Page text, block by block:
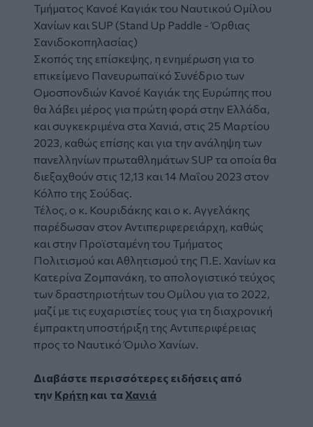
Τμήματος Κανοέ Καγιάκ του Ναυτικού Ομίλου
Χανίων και SUP (Stand Up Paddle - Όρθιας
Σανιδοκοπηλασίας)
Σκοπός της επίσκεψης, η ενημέρωση για το
επικείμενο Πανευρωπαϊκό Συνέδριο των
Ομοσπονδιών Κανοέ Καγιάκ της Ευρώπης που
θα λάβει μέρος για πρώτη φορά στην Ελλάδα,
και συγκεκριμένα στα Χανιά, στις 25 Μαρτίου
2023, καθώς επίσης και για την ανάληψη των
πανελληνίων πρωταθλημάτων SUP τα οποία θα
διεξαχθούν στις 12,13 και 14 Μαΐου 2023 στον
Κόλπο της Σούδας.
Τέλος, ο κ. Κουριδάκης και ο κ. Αγγελάκης
παρέδωσαν στον Αντιπεριφερειάρχη, καθώς
και στην Προϊσταμένη του Τμήματος
Πολιτισμού και Αθλητισμού της Π.Ε. Χανίων κα
Κατερίνα Ζομπανάκη, το απολογιστικό τεύχος
των δραστηριοτήτων του Ομίλου για το 2022,
μαζί με τις ευχαριστίες τους για τη διαχρονική
έμπρακτη υποστήριξη της Αντιπεριφέρειας
προς το Ναυτικό Όμιλο Χανίων.
Διαβάστε περισσότερες ειδήσεις από
την Κρήτη και τα Χανιά